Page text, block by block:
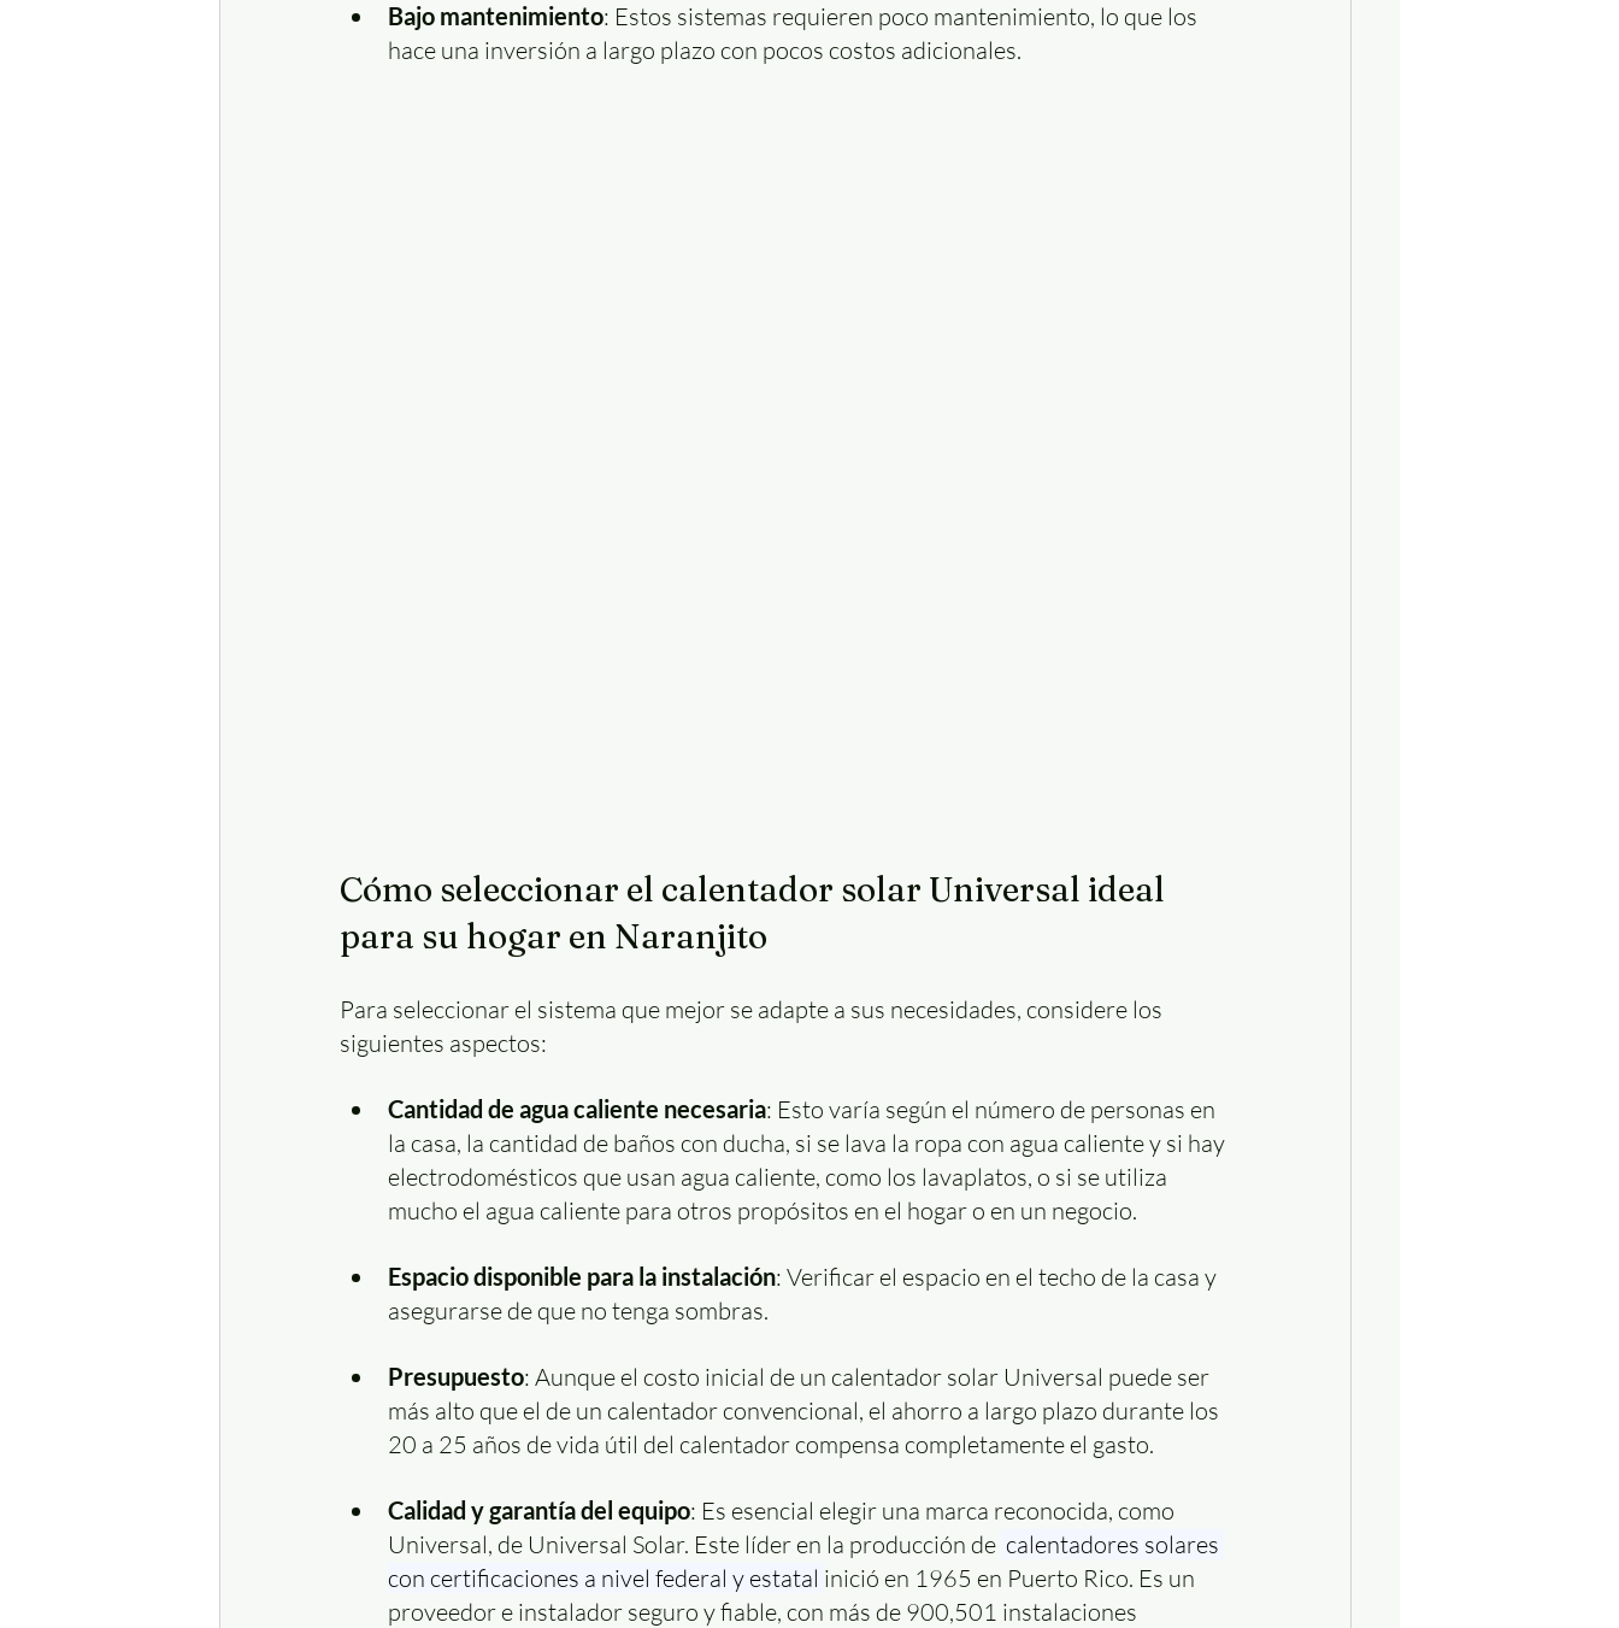
Bajo mantenimiento: Estos sistemas requieren poco mantenimiento, lo que los
hace una inversión a largo plazo con pocos costos adicionales.
Cómo seleccionar el calentador solar Universal ideal
para su hogar en Naranjito
Para seleccionar el sistema que mejor se adapte a sus necesidades, considere los
siguientes aspectos:
Cantidad de agua caliente necesaria: Esto varía según el número de personas en
la casa, la cantidad de baños con ducha, si se lava la ropa con agua caliente y si hay
electrodomésticos que usan agua caliente, como los lavaplatos, o si se utiliza
mucho el agua caliente para otros propósitos en el hogar o en un negocio.
Espacio disponible para la instalación: Verificar el espacio en el techo de la casa y
asegurarse de que no tenga sombras.
Presupuesto: Aunque el costo inicial de un calentador solar Universal puede ser
más alto que el de un calentador convencional, el ahorro a largo plazo durante los
20 a 25 años de vida útil del calentador compensa completamente el gasto.
Calidad y garantía del equipo: Es esencial elegir una marca reconocida, como
Universal, de Universal Solar. Este líder en la producción de calentadores solares
con certificaciones a nivel federal y estatal inició en 1965 en Puerto Rico. Es un
proveedor e instalador seguro y fiable, con más de 900,501 instalaciones